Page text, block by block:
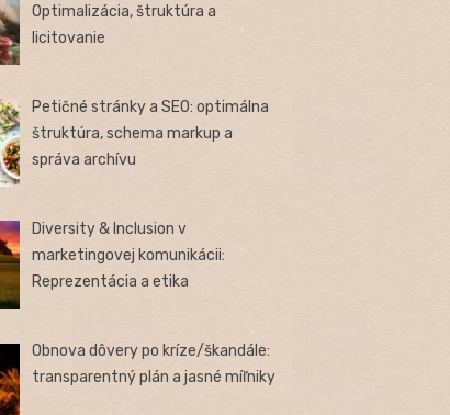
Optimalizácia, štruktúra a
licitovanie
Petičné stránky a SEO: optimálna
štruktúra, schema markup a
správa archívu
Diversity & Inclusion v
marketingovej komunikácii:
Reprezentácia a etika
Obnova dôvery po kríze/škandále:
transparentný plán a jasné míľniky